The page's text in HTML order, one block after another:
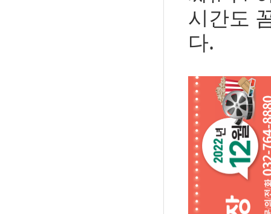
시간도
다.